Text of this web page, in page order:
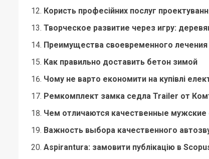
Користь професійних послуг
Творческое развитие через игру:
Преимущества своевременного
Как правильно доставить бетон зимой
Чому не варто економити на купівлі
Ремкомплект замка седла Trailer от
Чем отличаются качественные мужские
Важность выбора качественного
Aspirantura: замовити публікацію в